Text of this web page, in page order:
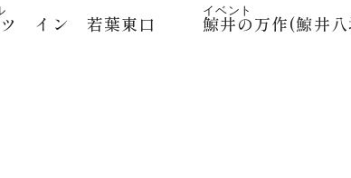
ツ イン 若葉東口
イベント
鯨井の万作(鯨井